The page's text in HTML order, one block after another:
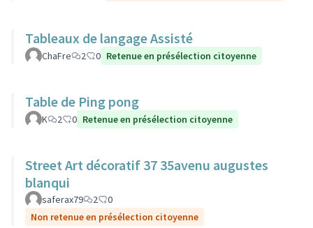
Tableaux de langage Assisté
ChaFre 2 0 Retenue en présélection citoyenne
Table de Ping pong
K 2 0 Retenue en présélection citoyenne
Street Art décoratif 37 35avenu augustes
blanqui
saferax79 2
0
Non retenue en présélection citoyenne